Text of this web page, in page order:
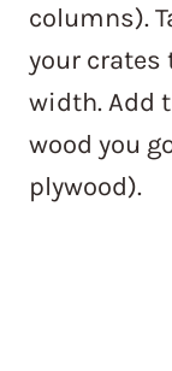
columns).
your crates
width. Add
wood you
plywood).